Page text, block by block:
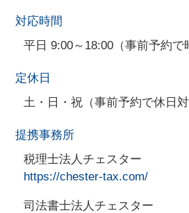
対応時間
平日 9:00～18:00（事前予約で
定休日
土・日・祝（事前予約で休日対
提携事務所
税理士法人チェスター
https://chester-tax.com/
司法書士法人チェスター